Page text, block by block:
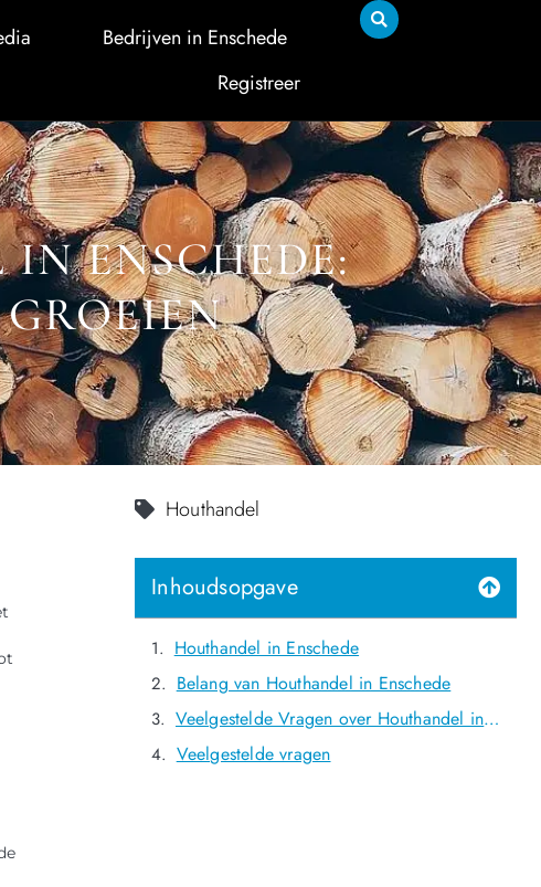
Bedrijven in Enschede
Registreer
ENSCHEDE:
Houthandel
Inhoudsopgave
Houthandel in Enschede
Belang van Houthandel in Enschede
Veelgestelde Vragen over Houthandel in Enschede
Veelgestelde vragen